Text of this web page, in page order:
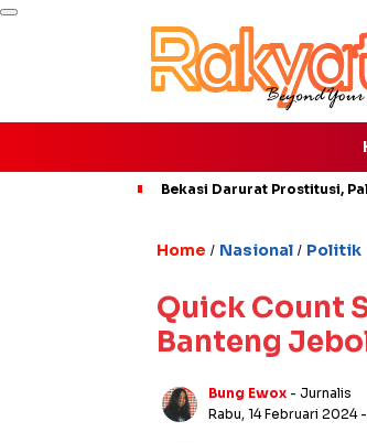
Bekasi Darurat Prostitusi,
Home / Nasional / Politik
Quick Count
Banteng
Bung Ewox - Jurnalis
Rabu, 14 Februari 2024